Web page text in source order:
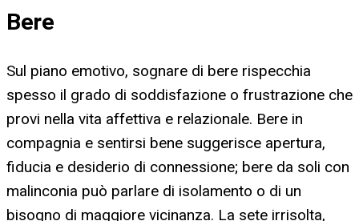
Bere
Sul piano emotivo, sognare di bere rispecchia
spesso il grado di soddisfazione o frustrazione che
provi nella vita affettiva e relazionale. Bere in
compagnia e sentirsi bene suggerisce apertura,
fiducia e desiderio di connessione; bere da soli con
malinconia può parlare di isolamento o di un
bisogno di maggiore vicinanza. La sete irrisolta,